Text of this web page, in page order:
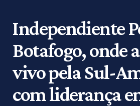
Independiente
Botafogo, onde
vivo pela Sul-
com liderança